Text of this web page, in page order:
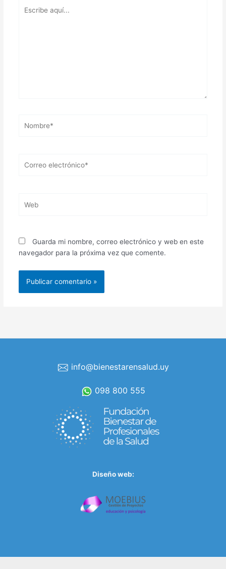
aquí...
electrónico*
Guarda mi nombre, correo electrónico y web en este
navegador para la próxima vez que comente.
info@bienestarensalud.uy
098 800 555
Diseño web: